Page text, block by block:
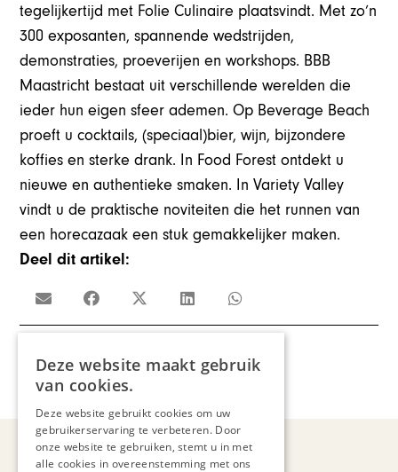
tegelijkertijd met Folie Culinaire plaatsvindt. Met zo’n
300 exposanten, spannende wedstrijden,
demonstraties, proeverijen en workshops. BBB
Maastricht bestaat uit verschillende werelden die
ieder hun eigen sfeer ademen. Op Beverage Beach
proeft u cocktails, (speciaal)bier, wijn, bijzondere
koffies en sterke drank. In Food Forest ontdekt u
nieuwe en authentieke smaken. In Variety Valley
vindt u de praktische noviteiten die het runnen van
een horecazaak een stuk gemakkelijker maken.
Deel dit artikel:
Meer artikelen over:
Gastronomie
Deze website maakt gebruik
van cookies.
Deze website gebruikt cookies om uw
gebruikerservaring te verbeteren. Door
onze website te gebruiken, stemt u in met
alle cookies in overeenstemming met ons